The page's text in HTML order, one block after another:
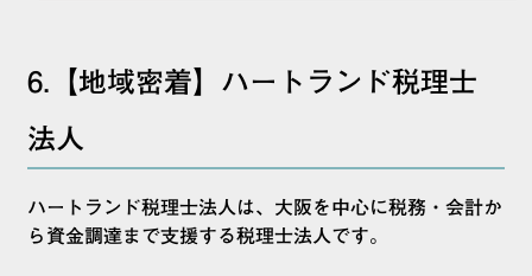
6.【地域密着】ハートランド税理士
法人
ハートランド税理士法人は、大阪を中心に税務・会計か
ら資金調達まで支援する税理士法人です。